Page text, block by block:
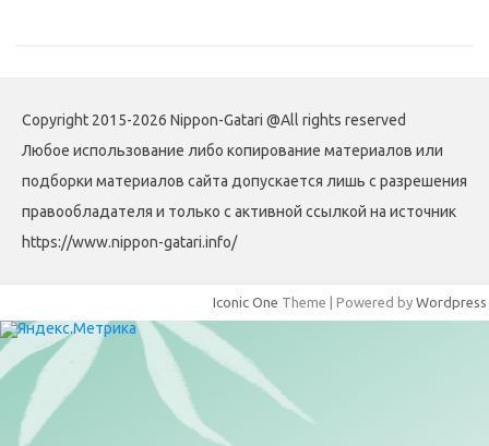
Copyright 2015-2026 Nippon-Gatari @All rights reserved
Любое использование либо копирование материалов или
подборки материалов сайта допускается лишь с разрешения
правообладателя и только с активной ссылкой на источник
https://www.nippon-gatari.info/
Iconic One Theme | Powered by Wordpress